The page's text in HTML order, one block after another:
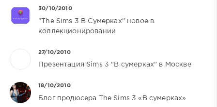
30/10/2010
"The Sims 3 В Сумерках" новое в
коллекционировании
27/10/2010
Презентация Sims 3 "В сумерках" в Москве
18/10/2010
Блог продюсера The Sims 3 «В сумерках»